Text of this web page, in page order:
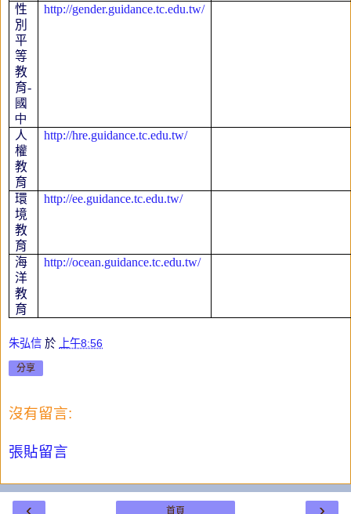
性
別
平
等
教
育-
國
中
http://gender.guidance.tc.edu.tw/
人
權
教
育
http://hre.guidance.tc.edu.tw/
環
境
教
育
http://ee.guidance.tc.edu.tw/
海
洋
教
育
http://ocean.guidance.tc.edu.tw/
朱弘信 於 上午8:56
分享
沒有留言:
張貼留言
首頁